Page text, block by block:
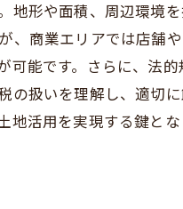
形や面積、周辺環境
商業エリアでは店舗
能です。さらに、法的
扱いを理解し、適切
活用を実現する鍵と